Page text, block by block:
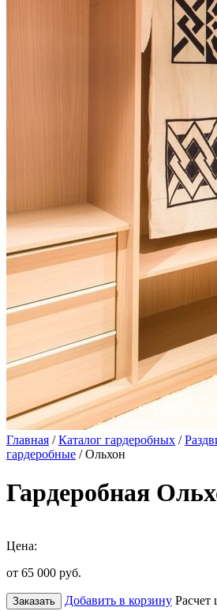
Главная /Каталог гардеробных /
гардеробные / Ольхон
Гардеробная
Цена:
от 65 000 руб.
Заказать Добавить в корзину Расчет